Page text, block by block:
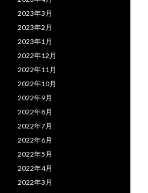
2023年3月
2023年2月
2023年1月
2022年12月
2022年11月
2022年10月
2022年9月
2022年8月
2022年7月
2022年6月
2022年5月
2022年4月
2022年3月